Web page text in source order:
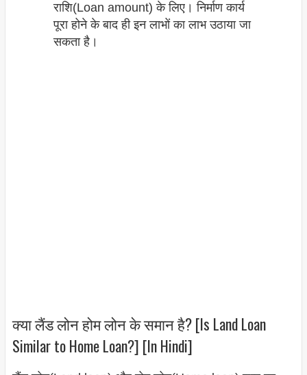
राशि(Loan amount) के लिए। निर्माण कार्य
पूरा होने के बाद ही इन लाभों का लाभ उठाया जा
सकता है।
क्या लैंड लोन होम लोन के समान है? [Is Land Loan
Similar to Home Loan?] [In Hindi]